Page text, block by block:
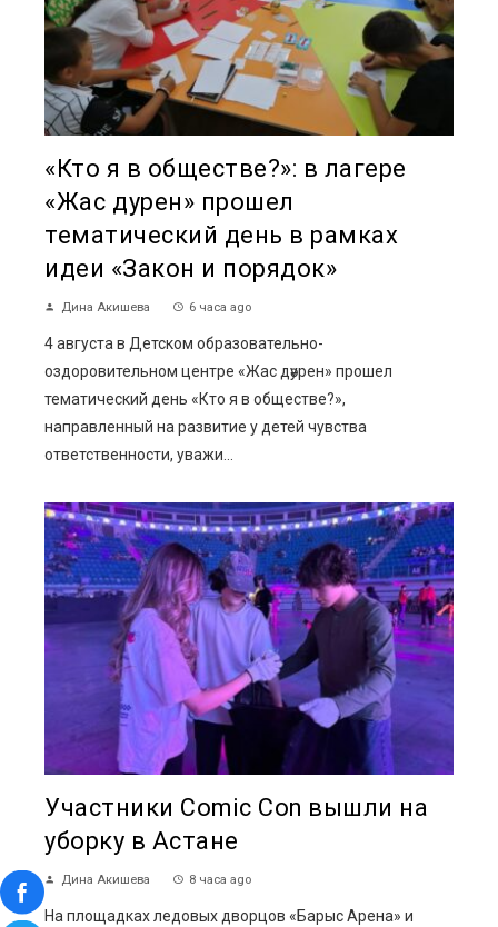
«Кто я в обществе?»: в лагере
«Жас дәурен» прошел
тематический день в рамках
идеи «Закон и порядок»
Дина Акишева 6 часа ago
4 августа в Детском образовательно-
оздоровительном центре «Жас дәурен» прошел
тематический день «Кто я в обществе?»,
направленный на развитие у детей чувства
ответственности, уважи...
Участники Comic Con вышли на
уборку в Астане
Дина Акишева 8 часа ago
На площадках ледовых дворцов «Барыс Арена» и